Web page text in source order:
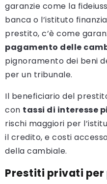
garanzie come la
banca o l’istituto
prestito, c’è come
pagamento delle
pignoramento dei beni
per un tribunale.
Il beneficiario del
con tassi di interesse
rischi maggiori per
il credito, e costi
della cambiale.
Prestiti privati